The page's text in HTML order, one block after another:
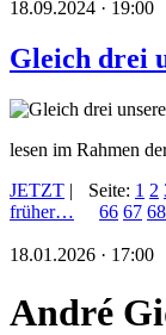
18.09.2024 · 19:00
Gleich drei
lesen im Rahmen
JETZT |
früher…
Seite: 1 2
66 67 68
18.01.2026 · 17:00
André